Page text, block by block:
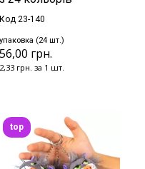
Код 23-140
упаковка (24 шт.)
56,00 грн.
2,33 грн. за 1 шт.
top